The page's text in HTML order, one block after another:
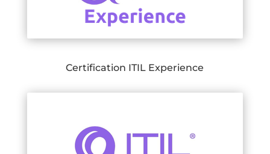
Certification ITIL Experience